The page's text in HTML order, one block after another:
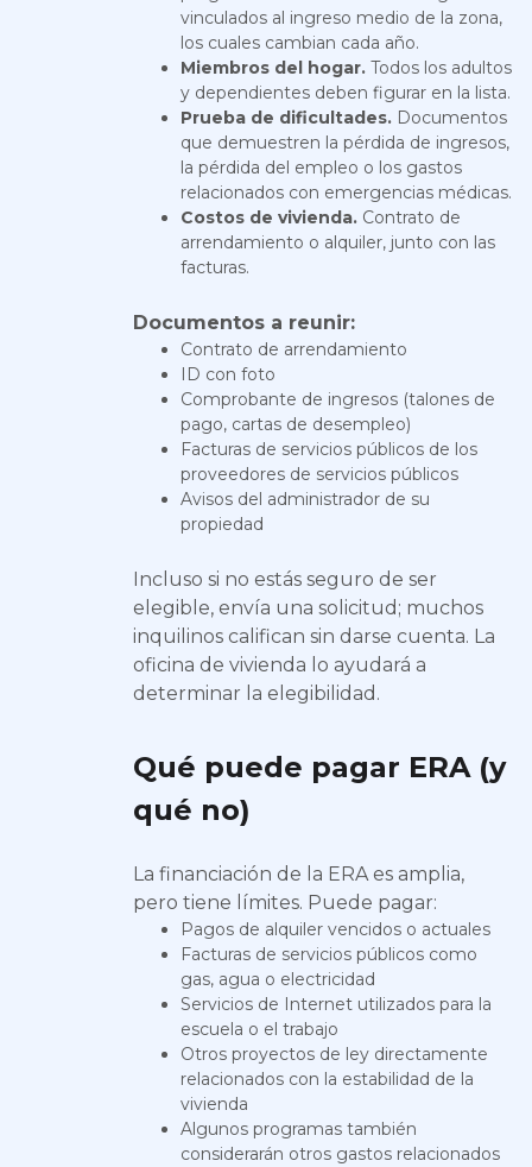
vinculados al ingreso medio de la zona,
los cuales cambian cada año.
Miembros del hogar. Todos los adultos
y dependientes deben figurar en la lista.
Prueba de dificultades. Documentos
que demuestren la pérdida de ingresos,
la pérdida del empleo o los gastos
relacionados con emergencias médicas.
Costos de vivienda. Contrato de
arrendamiento o alquiler, junto con las
facturas.
Documentos a reunir:
Contrato de arrendamiento
ID con foto
Comprobante de ingresos (talones de
pago, cartas de desempleo)
Facturas de servicios públicos de los
proveedores de servicios públicos
Avisos del administrador de su
propiedad
Incluso si no estás seguro de ser
elegible, envía una solicitud; muchos
inquilinos califican sin darse cuenta. La
oficina de vivienda lo ayudará a
determinar la elegibilidad.
Qué puede pagar ERA (y
qué no)
La financiación de la ERA es amplia,
pero tiene límites. Puede pagar:
Pagos de alquiler vencidos o actuales
Facturas de servicios públicos como
gas, agua o electricidad
Servicios de Internet utilizados para la
escuela o el trabajo
Otros proyectos de ley directamente
relacionados con la estabilidad de la
vivienda
Algunos programas también
considerarán otros gastos relacionados